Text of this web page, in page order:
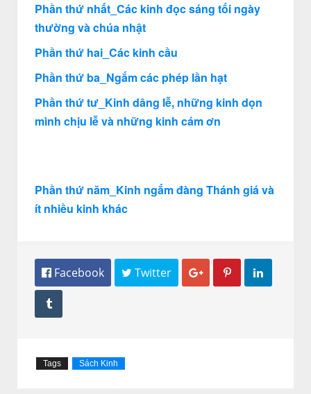
Phần thứ nhất_Các kinh đọc sáng tối ngày
thường và chúa nhật
Phần thứ hai_Các kinh cầu
Phần thứ ba_Ngắm các phép lần hạt
Phần thứ tư_Kinh dâng lễ, những kinh dọn
mình chịu lễ và những kinh cám ơn
Phần thứ năm_Kinh ngắm đàng Thánh giá và
ít nhiều kinh khác
 Facebook  Twitter   

Tags Sách Kinh